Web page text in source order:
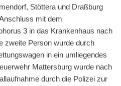
Stöttera und Draßburg
mit dem
3 in das Krankenhaus nach
zweite Person wurde durch
in ein umliegendes
Mattersburg wurde nach
durch die Polizei zur